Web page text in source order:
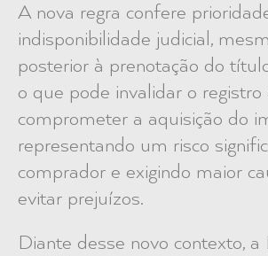
A nova regra confere
indisponibilidade judicial,
posterior à prenotação do
o que pode invalidar o registro
comprometer a aquisição do
representando um risco
comprador e exigindo maior
evitar prejuízos.
Diante desse novo contexto,